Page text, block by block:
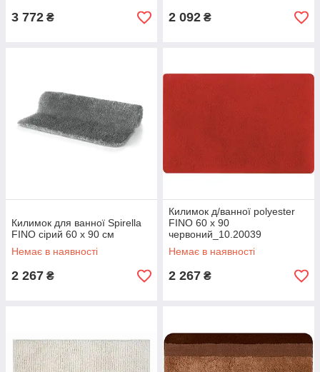
3 772 ₴ 2 092 ₴
Килимок для ванної Spirella
FINO сірий 60 x 90 см
Немає в наявності
2 267 ₴
Килимок д/ванної polyester
FINO 60 x 90
червоний_10.20039
Немає в наявності
2 267 ₴